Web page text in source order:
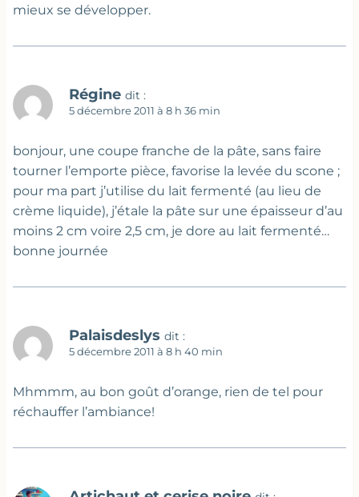
mieux se développer.
Régine dit :
5 décembre 2011 à 8 h 36 min
bonjour, une coupe franche de la pâte, sans faire
tourner l’emporte pièce, favorise la levée du scone ;
pour ma part j’utilise du lait fermenté (au lieu de
crème liquide), j’étale la pâte sur une épaisseur d’au
moins 2 cm voire 2,5 cm, je dore au lait fermenté…
bonne journée
Palaisdeslys dit :
5 décembre 2011 à 8 h 40 min
Mhmmm, au bon goût d’orange, rien de tel pour
réchauffer l’ambiance!